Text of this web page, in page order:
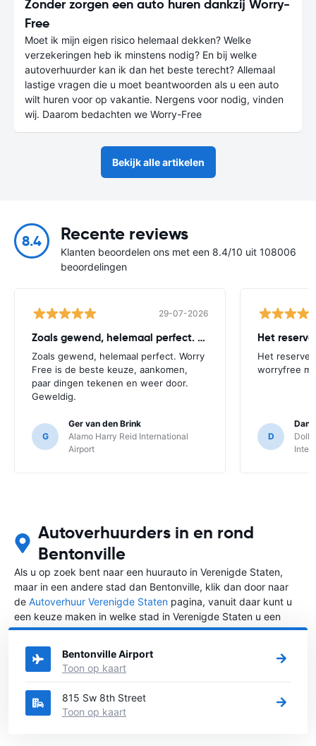
Zonder zorgen een auto huren dankzij Worry-
Free
Moet ik mijn eigen risico helemaal dekken? Welke
verzekeringen heb ik minstens nodig? En bij welke
autoverhuurder kan ik dan het beste terecht? Allemaal
lastige vragen die u moet beantwoorden als u een auto
wilt huren voor op vakantie. Nergens voor nodig, vinden
wij. Daarom bedachten we Worry-Free
Bekijk alle artikelen
8.4 Recente reviews
Klanten beoordelen ons met een 8.4/10 uit 108006
beoordelingen
29-07-2026
Zoals gewend, helemaal perfect. Worry
Zoals gewend, helemaal perfect. Worry
Free is de beste keuze, aankomen,
paar dingen tekenen en weer door.
Geweldig.
G
Ger van den Brink
Alamo Harry Reid International
Airport
Het
Het
worryfree
D
Autoverhuurders in en rond
Bentonville
Als u op zoek bent naar een huurauto in Verenigde Staten,
maar in een andere stad dan Bentonville, klik dan door naar
de Autoverhuur Verenigde Staten pagina, vanuit daar kunt u
een keuze maken in welke stad in Verenigde Staten u een
auto huren wilt.
Bentonville Airport
Toon op kaart
815 Sw 8th Street
Toon op kaart